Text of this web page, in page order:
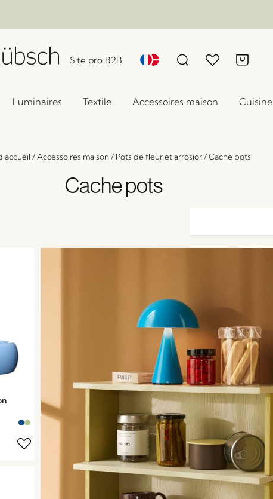
Site pro B2B
Luminaires Textile Accessoires maison Cuisine
/ Accessoires maison/ Pots de fleur et arrosior/Cache pots
Cache pots